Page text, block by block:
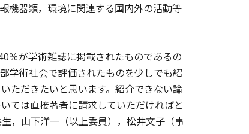
機器類，環境に関連する国内外の活動等
％が学術雑誌に掲載されたものであるの
学術社会で評価されたものを少しでも紹
ただきたいと思います。紹介できない論
ては直接著者に請求していただければと
，山下洋一（以上委員），松井文子（事